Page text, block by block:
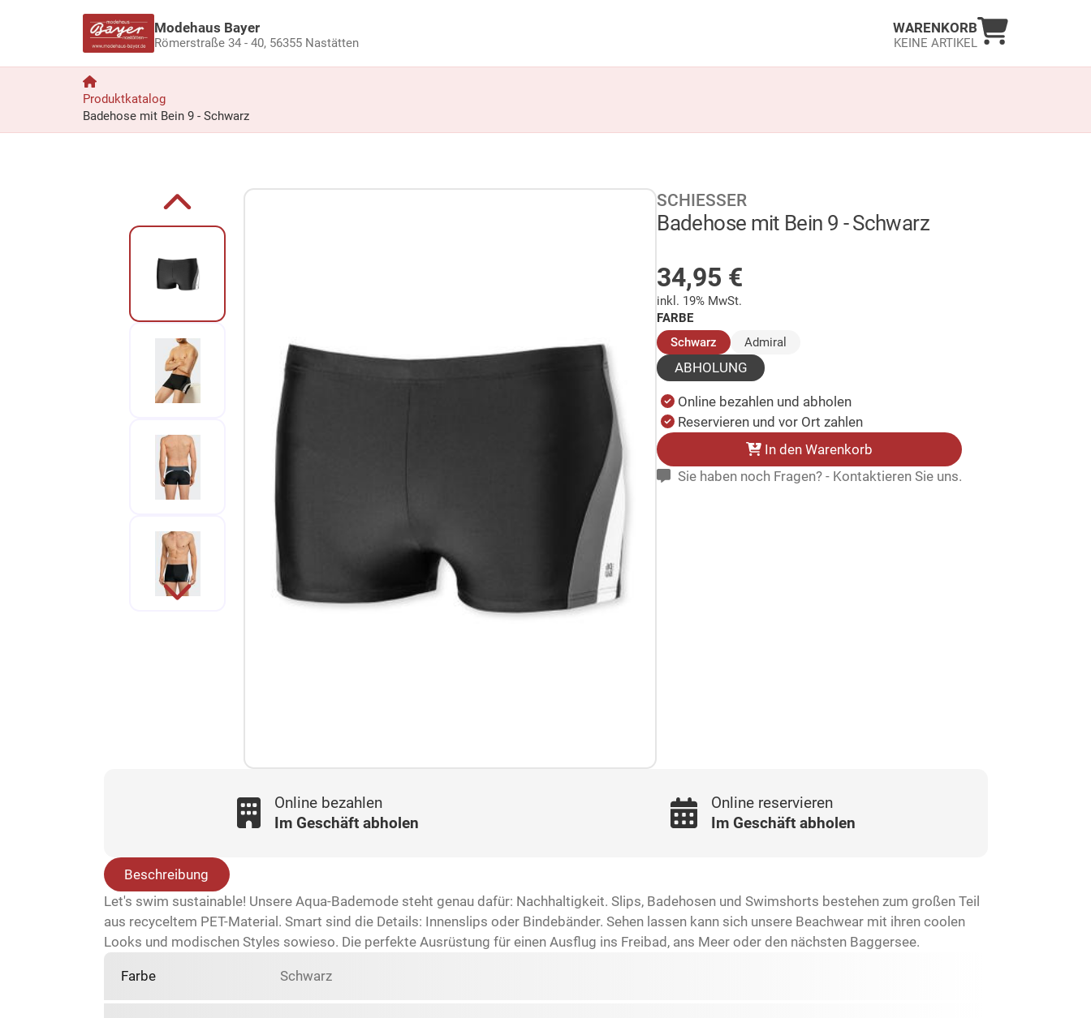
Modehaus Bayer
Römerstraße 34 - 40, 56355 Nastätten
WARENKORB
KEINE ARTIKEL
Warenkorb
Produktkatalog
Badehose mit Bein 9 - Schwarz
Zur Produktbeschreibung springen SCHIESSER
Badehose mit Bein 9 - Schwarz
34,95 €
inkl. 19% MwSt.
FARBE
Schwarz (ausgewählt)
Admiral
ABHOLUNG
Online bezahlen und abholen
Reservieren und vor Ort zahlen
In den Warenkorb
Sie haben noch Fragen? - Kontaktieren Sie uns.
Online bezahlen
Im Geschäft abholen
Online reservieren
Im Geschäft abholen
Beschreibung
Let's swim sustainable! Unsere Aqua-Bademode steht genau dafür: Nachhaltigkeit. Slips, Badehosen und Swimshorts bestehen zum großen Teil
aus recyceltem PET-Material. Smart sind die Details: Innenslips oder Bindebänder. Sehen lassen kann sich unsere Beachwear mit ihren coolen
Looks und modischen Styles sowieso. Die perfekte Ausrüstung für einen Ausflug ins Freibad, ans Meer oder den nächsten Baggersee.
Farbe Schwarz